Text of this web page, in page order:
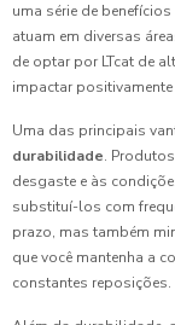
uma série de
atuam em diversas
de optar por LTcat de
impactar
Uma das principais
durabilidade.
desgaste e às
substituí-los com
prazo, mas também
que você mantenha a
constantes reposições.